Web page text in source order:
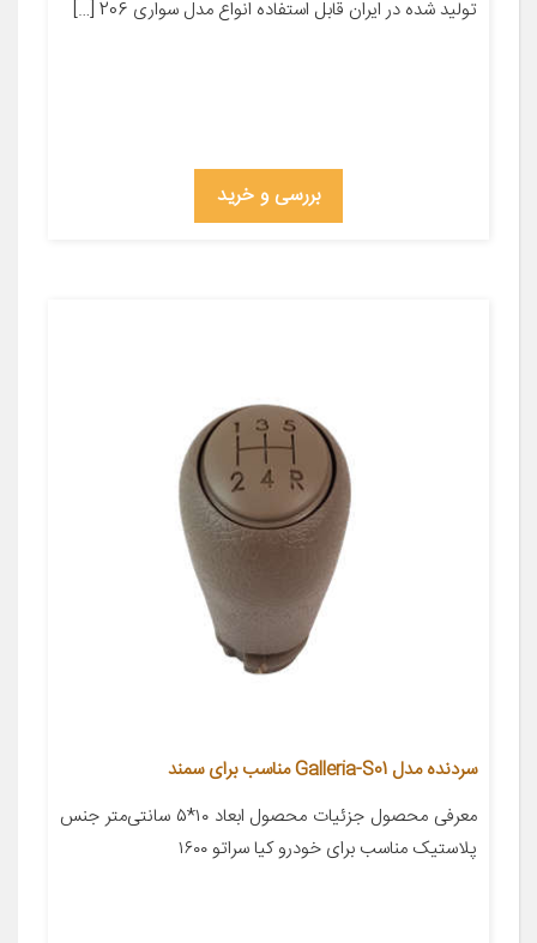
تولید شده در ایران قابل استفاده انواع مدل سواری 206 […]
بررسی و خرید
سردنده مدل Galleria-S01 مناسب برای سمند
معرفی محصول جزئیات محصول ابعاد ۱۰*۵ سانتی‌متر جنس
پلاستیک مناسب برای خودرو کیا سراتو ۱۶۰۰